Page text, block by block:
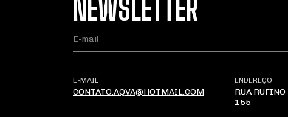
NEWSLETTER
E-MAIL
CONTATO.AQVA@HOTMAIL.COM
ENDEREÇO
RUA
155